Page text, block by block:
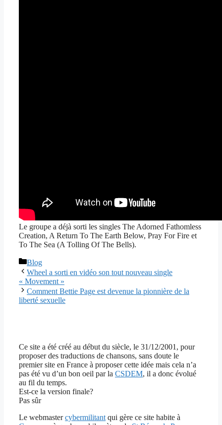
Le groupe a déjà sorti les singles The Adorned Fathomless
Creation, A Return To The Earth Below, Pray For Fire et
To The Sea (A Tolling Of The Bells).
Catégories
Blog
Wheel a sorti en vidéo son tout nouveau single
« Movement »
Comment Bettie Page est devenue la pionnière de la
liberté sexuelle
Ce site a été créé au début du siècle, le 31/12/2001, pour
proposer des traductions de chansons, sans doute le
premier site en France à proposer cette idée mais cela n’a
pas été vu d’un bon oeil par la CSDEM, il a donc évolué
au fil du temps.
Est-ce la version finale?
Pas sûr
Le webmastercybermilitant qui gère ce site habite à